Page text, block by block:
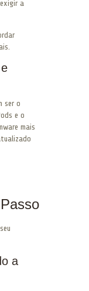
a
ser o
e o
mais
a